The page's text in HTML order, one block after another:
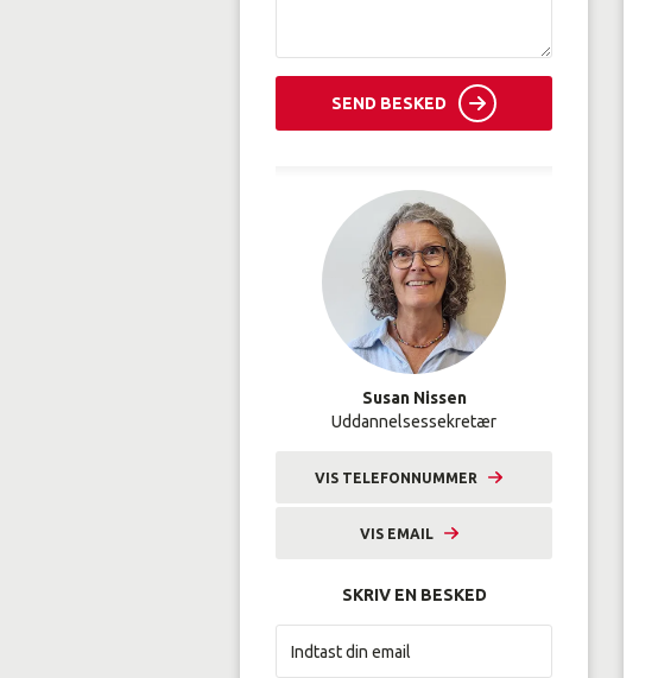
SEND BESKED
Susan Nissen
Uddannelsessekretær
VIS TELEFONNUMMER
9633 2229
VIS EMAIL
sni@amunordjylland.dk
SKRIV EN BESKED